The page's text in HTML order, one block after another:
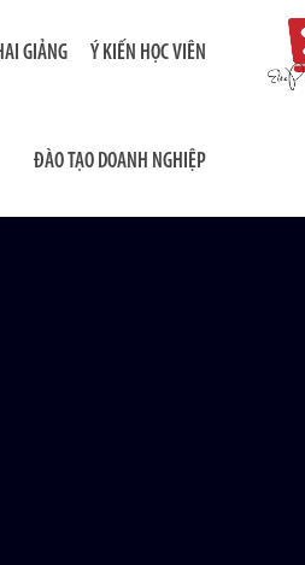
GIẢNG Ý KIẾN HỌC VIÊN
ĐÀO TẠO DOANH NGHIỆP